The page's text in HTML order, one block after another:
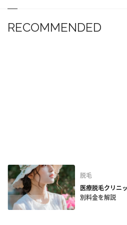
RECOMMENDED
脱毛
医療脱毛クリニ
別料金を解説